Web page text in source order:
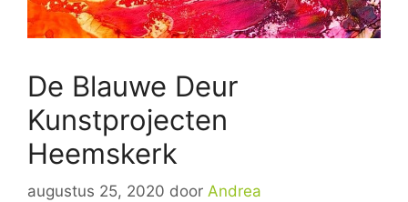
De Blauwe Deur
Kunstprojecten
Heemskerk
augustus 25, 2020 door Andrea